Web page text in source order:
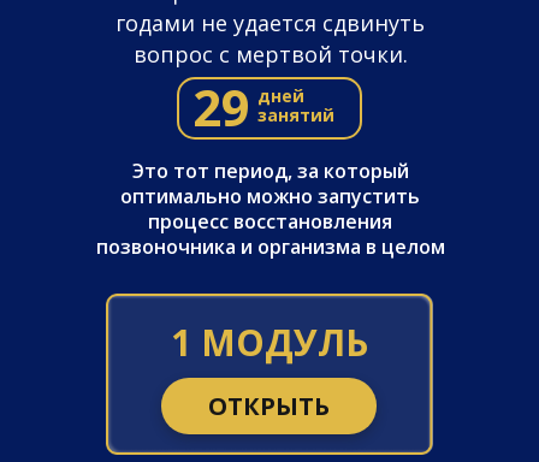
29 дней
занятий
Это тот период, за который
оптимально можно запустить
процесс восстановления
позвоночника и организма в целом
1 МОДУЛЬ
годами не удается сдвинуть
вопрос с мертвой точки.
ОТКРЫТЬ